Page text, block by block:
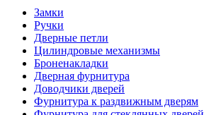
Замки
Ручки
Дверные петли
Цилиндровые механизмы
Броненакладки
Дверная фурнитура
Доводчики дверей
Фурнитура к раздвижным дверям